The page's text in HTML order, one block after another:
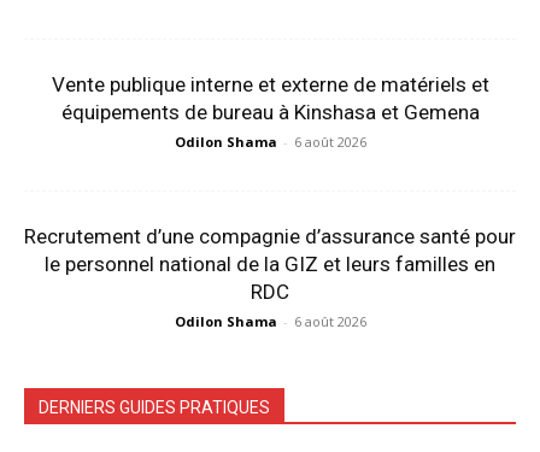
Vente publique interne et externe de matériels et
équipements de bureau à Kinshasa et Gemena
Odilon Shama - 6 août 2026
Recrutement d’une compagnie d’assurance santé pour
le personnel national de la GIZ et leurs familles en
RDC
Odilon Shama - 6 août 2026
DERNIERS GUIDES PRATIQUES